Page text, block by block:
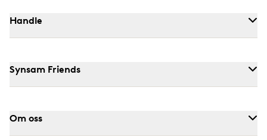
Handle
Synsam Friends
Om oss